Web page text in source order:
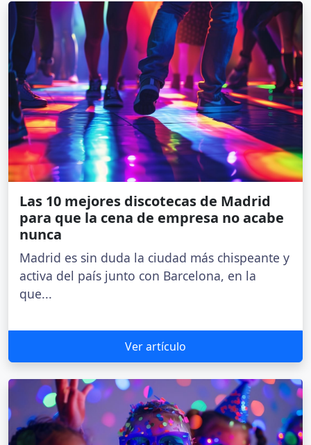
Las 10 mejores discotecas de Madrid
para que la cena de empresa no acabe
nunca
Madrid es sin duda la ciudad más chispeante y
activa del país junto con Barcelona, en la
que...
Ver artículo